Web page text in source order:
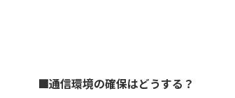
■通信環境の確保はどうする？